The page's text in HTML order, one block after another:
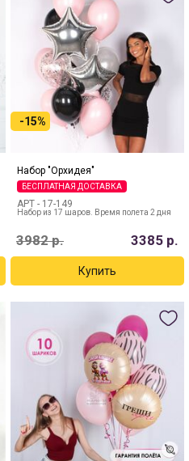
-15%
Набор "Орхидея"
БЕСПЛАТНАЯ ДОСТАВКА
АРТ - 17-149
Набор из 17 шаров. Время полета 2 дня
3982р. 3385 р.